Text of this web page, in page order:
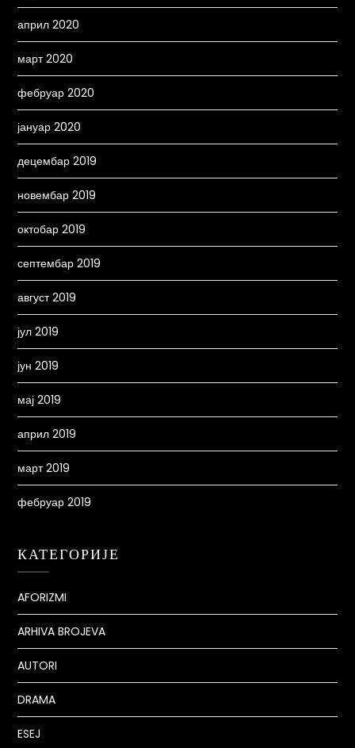
април 2020
март 2020
фебруар 2020
јануар 2020
децембар 2019
новембар 2019
октобар 2019
септембар 2019
август 2019
јул 2019
јун 2019
мај 2019
април 2019
март 2019
фебруар 2019
КАТЕГОРИЈЕ
AFORIZMI
ARHIVA BROJEVA
AUTORI
DRAMA
ESEJ